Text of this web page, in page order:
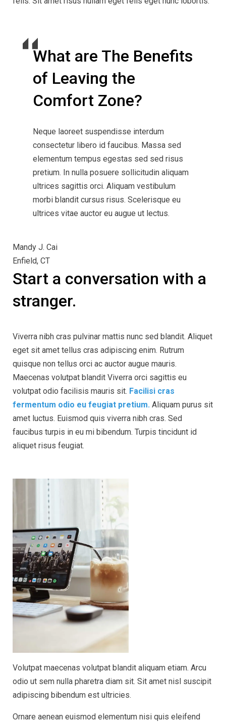
What are The Benefits
of Leaving the
Comfort Zone?
Neque laoreet suspendisse interdum
consectetur libero id faucibus. Massa sed
elementum tempus egestas sed sed risus
pretium. In nulla posuere sollicitudin aliquam
ultrices sagittis orci. Aliquam vestibulum
morbi blandit cursus risus. Scelerisque eu
ultrices vitae auctor eu augue ut lectus.
Mandy J. Cai
Enfield, CT
Start a conversation with a
stranger.
Viverra nibh cras pulvinar mattis nunc sed blandit. Aliquet
eget sit amet tellus cras adipiscing enim. Rutrum
quisque non tellus orci ac auctor augue mauris.
Maecenas volutpat blandit Viverra orci sagittis eu
volutpat odio facilisis mauris sit. Facilisi cras
fermentum odio eu feugiat pretium. Aliquam purus sit
amet luctus. Euismod quis viverra nibh cras. Sed
faucibus turpis in eu mi bibendum. Turpis tincidunt id
aliquet risus feugiat.
Volutpat maecenas volutpat blandit aliquam etiam. Arcu
odio ut sem nulla pharetra diam sit. Sit amet nisl suscipit
adipiscing bibendum est ultricies.
Ornare aenean euismod elementum nisi quis eleifend